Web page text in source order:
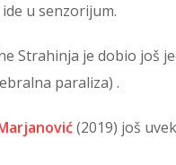
u senzorijum.
Strahinja je dobio još
paraliza) .
(2019) još